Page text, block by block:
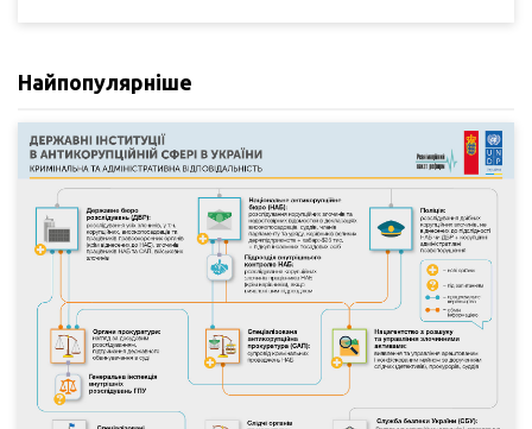
Найпопулярніше